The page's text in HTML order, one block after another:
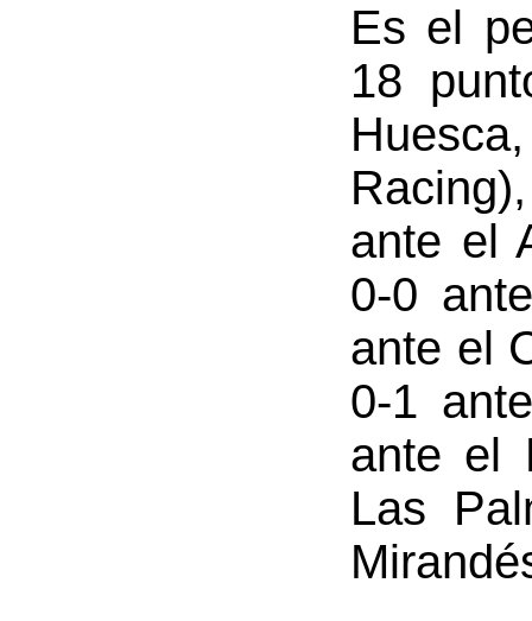
Es el
18
ante el
0-0
ante el
0-1
ante el
Las